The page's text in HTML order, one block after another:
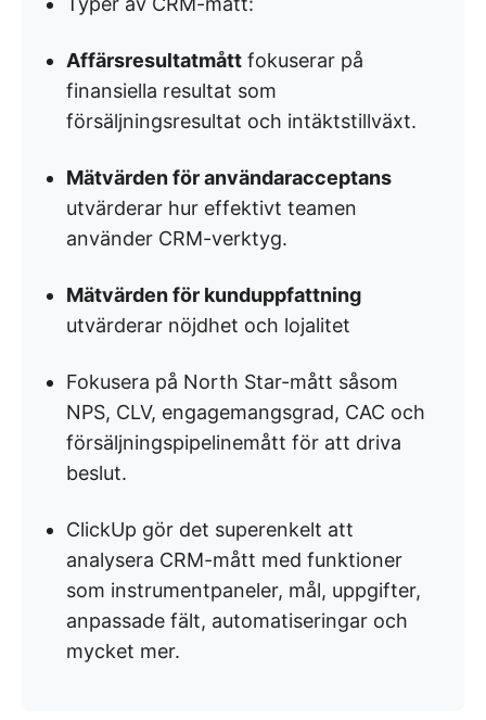
Affärsresultatmått fokuserar på
finansiella resultat som
försäljningsresultat och intäktstillväxt.
Mätvärden för användaracceptans
utvärderar hur effektivt teamen
använder CRM-verktyg.
Mätvärden för kunduppfattning
utvärderar nöjdhet och lojalitet
Fokusera på North Star-mått såsom
NPS, CLV, engagemangsgrad, CAC och
försäljningspipelinemått för att driva
beslut.
ClickUp gör det superenkelt att
analysera CRM-mått med funktioner
som instrumentpaneler, mål, uppgifter,
anpassade fält, automatiseringar och
mycket mer.